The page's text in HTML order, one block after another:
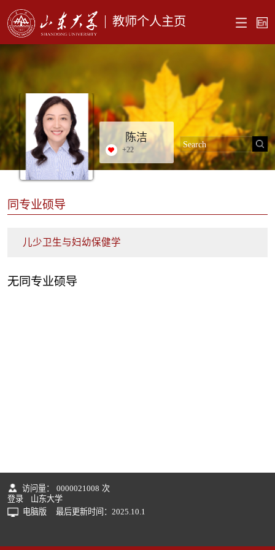
教师个人主页
陈洁
+22
同专业硕导
儿少卫生与妇幼保健学
无同专业硕导
访问量： 0000021008 次
登录
山东大学
电脑版
最后更新时间： 2025.10.1